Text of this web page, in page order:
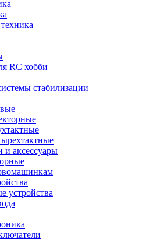
RC хобби
стабилизации
и аксессуары
устройства